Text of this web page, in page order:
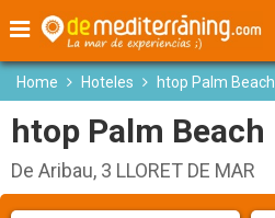
Home Hoteles htop Palm Beach
htop Palm Beach
De Aribau, 3 LLORET DE MAR